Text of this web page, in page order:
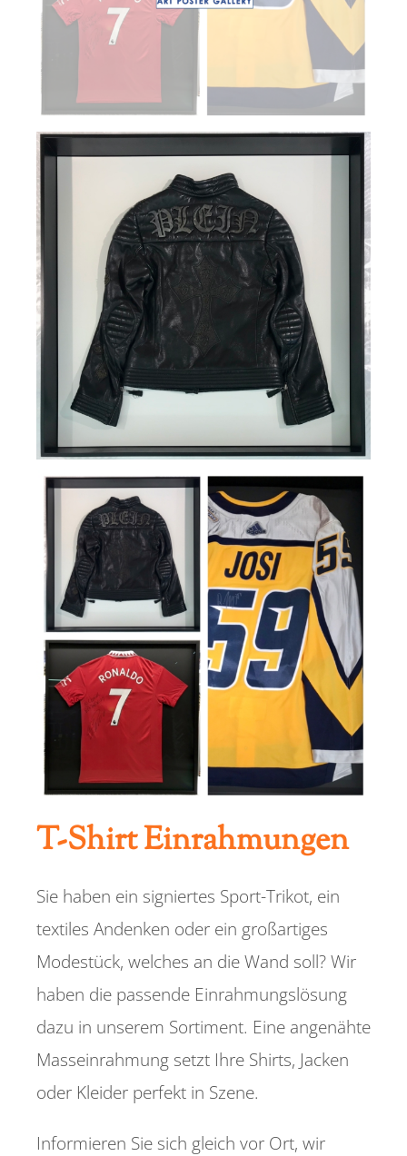
Referenzen
T-Shirt Einrahmungen
Sie haben ein signiertes Sport-Trikot, ein
textiles Andenken oder ein großartiges
Modestück, welches an die Wand soll? Wir
haben die passende Einrahmungslösung
dazu in unserem Sortiment. Eine angenähte
Masseinrahmung setzt Ihre Shirts, Jacken
oder Kleider perfekt in Szene.
Informieren Sie sich gleich vor Ort, wir